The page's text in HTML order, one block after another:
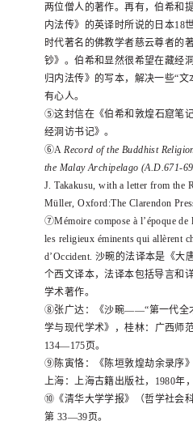
两位僧人的著作。再有，伯希和
内法传》的英译时所说的日本18
时代著名的佛教学者慈云尊者的
钞》。伯希和显然很希望在藏经
归内法传》的写本，解决一些“文
有心人。
⑤这封信在《伯希和敦煌石窟笔
经洞访书记》。
⑥ARecord of the Buddhist
the Malay Archipelago (A.D.671-
J. Takakusu, with a letter from the
Müller, Oxford:The Clarendon
⑦Mémoire compose à l’époque
les religieux éminents qui allèrent
d’Occident. 沙畹的法译本是《大
个西文译本，法译本包括导言和
学术著作。
⑧张广达： 《沙畹——“第一代全
学与现代学术》，桂林： 广西师
134—175 页。
⑨陈寅恪： 《陈垣敦煌劫余录序
上海：上海古籍出版社， 1980年
⑩ 《清华大学学报》（哲学社会
第 33—39 页。